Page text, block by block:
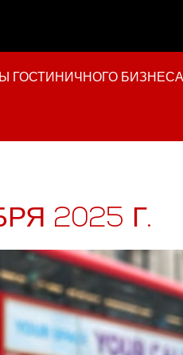
ГОСТИНИЧНОГО БИЗНЕСА
2025 Г.